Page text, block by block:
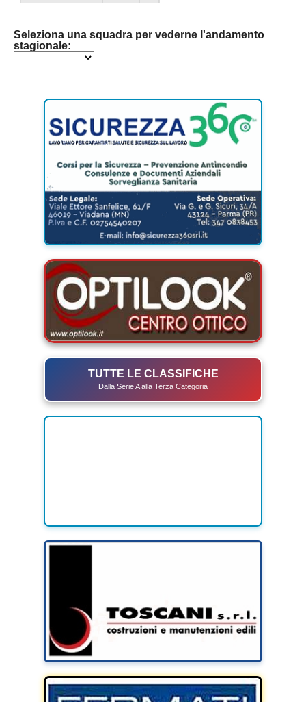
Seleziona una squadra per vederne l'andamento
stagionale:
TUTTE LE CLASSIFICHE
Dalla Serie A alla Terza Categoria